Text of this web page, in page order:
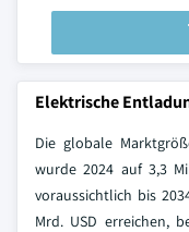
Elektrische
Die globale
wurde 2024 auf 3,3
voraussichtlich bis
Mrd. USD erreichen,